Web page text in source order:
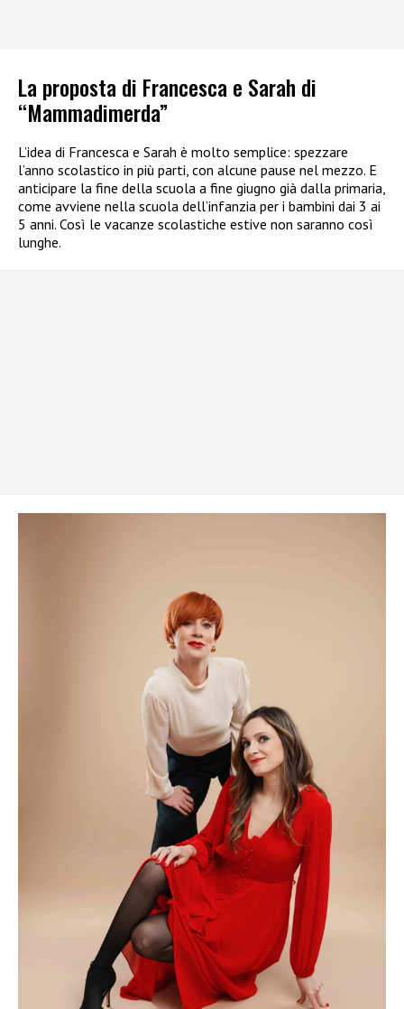
La proposta di Francesca e Sarah di
“Mammadimerda”
L’idea di Francesca e Sarah è molto semplice: spezzare
l’anno scolastico in più parti, con alcune pause nel mezzo. E
anticipare la fine della scuola a fine giugno già dalla primaria,
come avviene nella scuola dell’infanzia per i bambini dai 3 ai
5 anni. Così le vacanze scolastiche estive non saranno così
lunghe.